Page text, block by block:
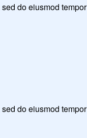
do eiusmod
do eiusmod